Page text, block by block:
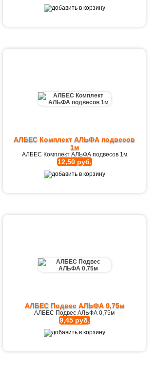
АЛБЕС Комплект АЛЬФА подвесов
1м
АЛБЕС Комплект АЛЬФА подвесов 1м
12,50 руб.
АЛБЕС Подвес АЛЬФА 0,75м
АЛБЕС Подвес АЛЬФА 0,75м
9,45 руб.